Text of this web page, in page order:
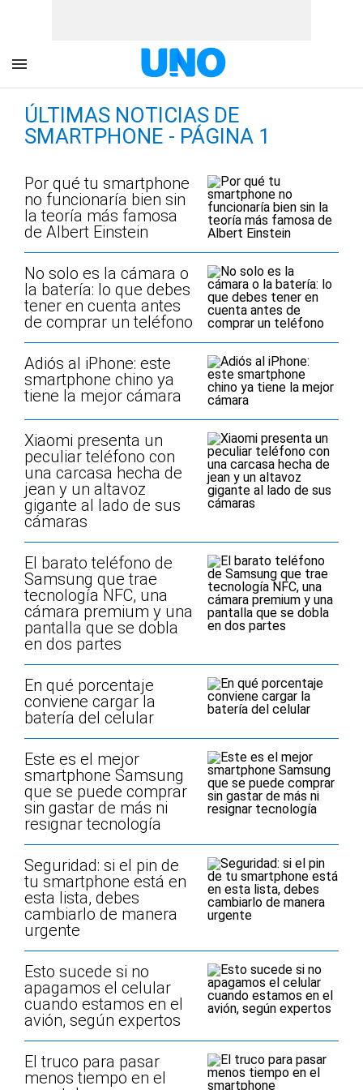
ÚLTIMAS NOTICIAS DE
SMARTPHONE - PÁGINA 1
Por qué tu smartphone
no funcionaría bien sin
la teoría más famosa
de Albert Einstein
No solo es la cámara o
la batería: lo que debes
tener en cuenta antes
de comprar un teléfono
Adiós al iPhone: este
smartphone chino ya
tiene la mejor cámara
Xiaomi presenta un
peculiar teléfono con
una carcasa hecha de
jean y un altavoz
gigante al lado de sus
cámaras
El barato teléfono de
Samsung que trae
tecnología NFC, una
cámara premium y una
pantalla que se dobla
en dos partes
En qué porcentaje
conviene cargar la
batería del celular
Este es el mejor
smartphone Samsung
que se puede comprar
sin gastar de más ni
resignar tecnología
Seguridad: si el pin de
tu smartphone está en
esta lista, debes
cambiarlo de manera
urgente
Esto sucede si no
apagamos el celular
cuando estamos en el
avión, según expertos
El truco para pasar
menos tiempo en el